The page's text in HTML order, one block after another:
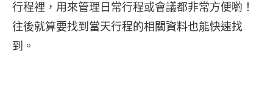
行程裡，用來管理日常行程或會議都非常方便喲！
往後就算要找到當天行程的相關資料也能快速找
到。